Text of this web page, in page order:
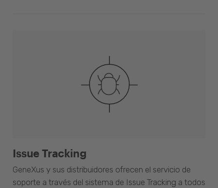
Issue Tracking
GeneXus y sus distribuidores ofrecen el servicio de
soporte a través del sistema de Issue Tracking a todos